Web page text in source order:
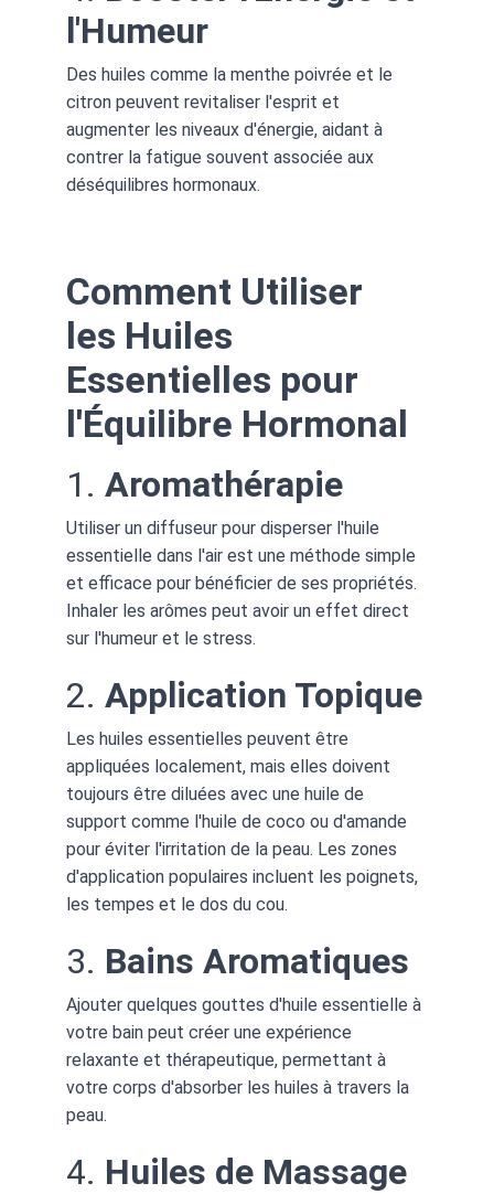
l'Humeur
Des huiles comme la menthe poivrée et le
citron peuvent revitaliser l'esprit et
augmenter les niveaux d'énergie, aidant à
contrer la fatigue souvent associée aux
déséquilibres hormonaux.
Comment Utiliser
les Huiles
Essentielles pour
l'Équilibre Hormonal
1. Aromathérapie
Utiliser un diffuseur pour disperser l'huile
essentielle dans l'air est une méthode simple
et efficace pour bénéficier de ses propriétés.
Inhaler les arômes peut avoir un effet direct
sur l'humeur et le stress.
2. Application Topique
Les huiles essentielles peuvent être
appliquées localement, mais elles doivent
toujours être diluées avec une huile de
support comme l'huile de coco ou d'amande
pour éviter l'irritation de la peau. Les zones
d'application populaires incluent les poignets,
les tempes et le dos du cou.
3. Bains Aromatiques
Ajouter quelques gouttes d'huile essentielle à
votre bain peut créer une expérience
relaxante et thérapeutique, permettant à
votre corps d'absorber les huiles à travers la
peau.
4. Huiles de Massage